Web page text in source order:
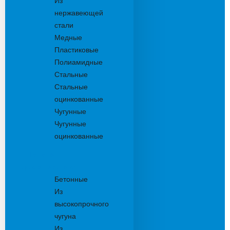
нержавеющей
стали
Медные
Пластиковые
Полиамидные
Стальные
Стальные
оцинкованные
Чугунные
Чугунные
оцинкованные
Бетонные
Из
высокопрочного
чугуна